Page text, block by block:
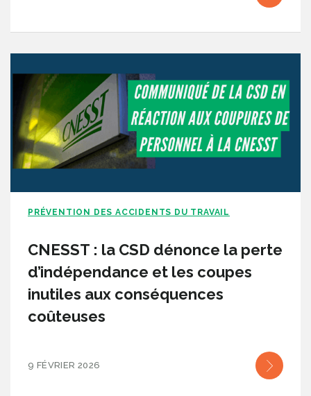
PRÉVENTION DES ACCIDENTS DU TRAVAIL
CNESST : la CSD dénonce la perte
d’indépendance et les coupes
inutiles aux conséquences
coûteuses
9 FÉVRIER 2026